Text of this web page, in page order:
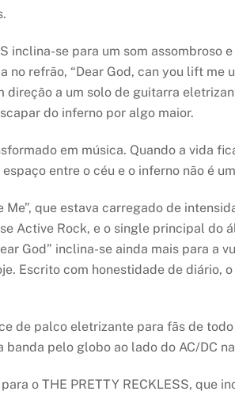
inclina-se para um som
refrão, “Dear God, can you lift me
direção a um solo de guitarra
do inferno por algo maior.
em música. Quando a vida
entre o céu e o inferno não é
que estava carregado de
Active Rock, e o single principal do
God” inclina-se ainda mais para
Escrito com honestidade de diário,
de palco eletrizante para fãs de
pelo globo ao lado do AC/DC na
o THE PRETTY RECKLESS,